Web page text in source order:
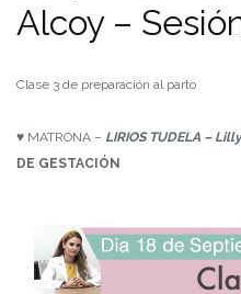
Alcoy –
Clase 3 de preparación al parto
♥ MATRONA – LIRIOS TUDELA –
DE GESTACIÓN